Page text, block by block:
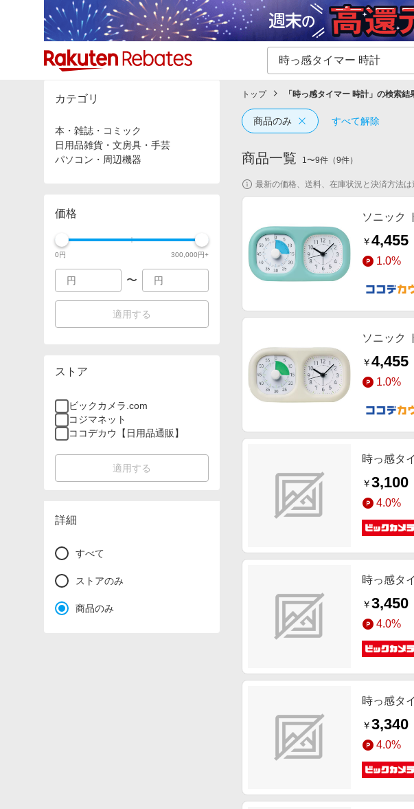
カテゴリー一覧 イベント一覧 ショッピン
カテゴリ
本・雑誌・コミック
日用品雑貨・文房具・手芸
パソコン・周辺機器
価格
0円 300,000円+
〜
適用する
ストア
ビックカメラ.com
コジマネット
ココデカウ【日用品通販】
適用する
詳細
すべて
ストアのみ
商品のみ
トップ 「 時っ感タイマー 時計 」の検索結
商品のみ すべて解除
商品一覧 1〜9件 （9件）
最新の価格、送料、在庫状況と決済方法は
ソニック
￥4,455
1.0%
ソニック
￥4,455
1.0%
時っ感タ
￥3,100
4.0%
時っ感タ
￥3,450
4.0%
時っ感タ
￥3,340
4.0%